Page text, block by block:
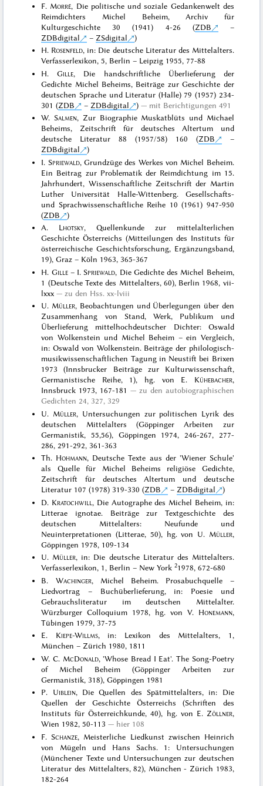
F. Morré, Die politische und soziale Gedankenwelt des
Reimdichters Michel Beheim, Archiv für
Kulturgeschichte 30 (1941) 4-26 (ZDB
–
ZDBdigital
– ZSdigital
)
H. Rosenfeld, in: Die deutsche Literatur des Mittelalters.
Verfasserlexikon, 5, Berlin – Leipzig 1955, 77-88
H.Gille, Die handschriftliche Überlieferung der
Gedichte Michel Beheims, Beiträge zur Geschichte der
deutschen Sprache und Literatur (Halle) 79 (1957) 234-
301 (ZDB – ZDBdigital )
mit Berichtigungen 491
W.Salmen, Zur Biographie Muskatblüts und Michael
Beheims, Zeitschrift für deutsches Altertum und
deutsche Literatur 88 (1957/58) 160 (ZDB
–
ZDBdigital
)
I. Spriewald, Grundzüge des Werkes von Michel Beheim.
Ein Beitrag zur Problematik der Reimdichtung im 15.
Jahrhundert, Wissenschaftliche Zeitschrift der Martin
Luther Universität Halle-Wittenberg. Gesellschafts-
und Sprachwissenschaftliche Reihe 10 (1961) 947-950
(ZDB
)
A. Lhotsky, Quellenkunde zur mittelalterlichen
Geschichte Österreichs (Mitteilungen des Instituts für
österreichische Geschichtsforschung, Ergänzungsband,
19), Graz – Köln 1963, 365-367
H. Gille– I. Spriewald, Die Gedichte des Michel Beheim,
1 (Deutsche Texte des Mittelalters, 60), Berlin 1968, vii-
lxxx
zu den Hss. xx-lviii
U. Müller, Beobachtungen und Überlegungen über den
Zusammenhang von Stand, Werk, Publikum und
Überlieferung mittelhochdeutscher Dichter: Oswald
von Wolkenstein und Michel Beheim – ein Vergleich,
in: Oswald von Wolkenstein. Beiträge der philologisch-
musikwissenschaftlichen Tagung in Neustift bei Brixen
1973 (Innsbrucker Beiträge zur Kulturwissenschaft,
Germanistische Reihe, 1), hg. von E. Kühebacher,
Innsbruck 1973, 167-181
zu den autobiographischen
Gedichten 24, 327, 329
U. Müller, Untersuchungen zur politischen Lyrik des
deutschen Mittelalters (Göppinger Arbeiten zur
Germanistik, 55,56), Göppingen 1974, 246-267, 277-
286, 291-292, 361-363
Th. Hohmann, Deutsche Texte aus der 'Wiener Schule'
als Quelle für Michel Beheims religiöse Gedichte,
Zeitschrift für deutsches Altertum und deutsche
Literatur 107 (1978) 319-330 (ZDB –ZDBdigital
)
D. Kratochwill , Die Autographe des Michel Beheim, in:
Litterae ignotae. Beiträge zur Textgeschichte des
deutschen Mittelalters: Neufunde und
Neuinterpretationen (Litterae, 50), hg. von U. Müller,
Göppingen 1978, 109-134
U. Müller, in: Die deutsche Literatur des Mittelalters.
Verfasserlexikon, 1, Berlin – New York21978, 672-680
B. Wachinger, Michel Beheim. Prosabuchquelle –
Liedvortrag – Buchüberlieferung, in: Poesie und
Gebrauchsliteratur im deutschen Mittelalter.
Würzburger Colloquium 1978, hg. von V. Honemann,
Tübingen 1979, 37-75
E. Kiepe-Willms, in: Lexikon des Mittelalters, 1,
München – Zürich 1980, 1811
W. C. McDonald, 'Whose Bread I Eat'. The Song-Poetry
of Michel Beheim (Göppinger Arbeiten zur
Germanistik, 318), Göppingen 1981
P. Uiblein, Die Quellen des Spätmittelalters, in: Die
Quellen der Geschichte Österreichs (Schriften des
Instituts für Österreichkunde, 40), hg. von E. Zöllner,
Wien 1982, 50-113
hier 108
F. Schanze, Meisterliche Liedkunst zwischen Heinrich
von Mügeln und Hans Sachs. 1: Untersuchungen
(Münchener Texte und Untersuchungen zur deutschen
Literatur des Mittelalters, 82), München - Zürich 1983,
182-264